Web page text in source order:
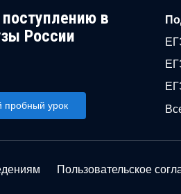
в
России
пробный урок
Пользовательское